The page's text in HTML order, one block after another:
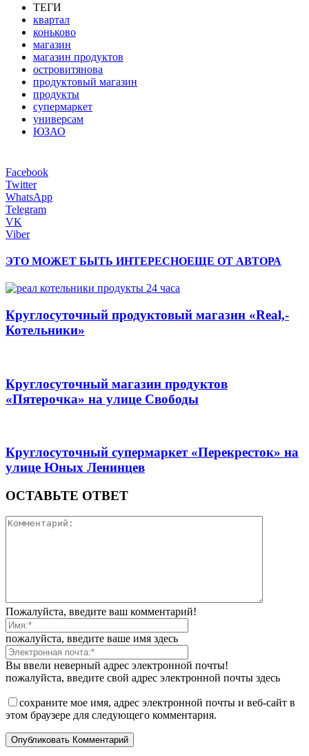
ТЕГИ
квартал
коньково
магазин
магазин продуктов
островитянова
продуктовый магазин
продукты
супермаркет
универсам
ЮЗАО
Facebook
Twitter
WhatsApp
Telegram
VK
Viber
ЭТО МОЖЕТ БЫТЬ ИНТЕРЕСНОЕЩЕ ОТ АВТОРА
Круглосуточный продуктовый магазин «Real,-
Котельники»
Круглосуточный магазин продуктов
«Пятерочка» на улице Свободы
Круглосуточный супермаркет «Перекресток» на
улице Юных Ленинцев
ОСТАВЬТЕ ОТВЕТ
Пожалуйста, введите ваш комментарий!
пожалуйста, введите ваше имя здесь
Вы ввели неверный адрес электронной почты!
пожалуйста, введите свой адрес электронной почты здесь
сохраните мое имя, адрес электронной почты и веб-сайт в
этом браузере для следующего комментария.